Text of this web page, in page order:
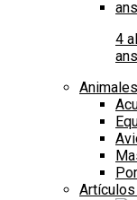
4
Animales